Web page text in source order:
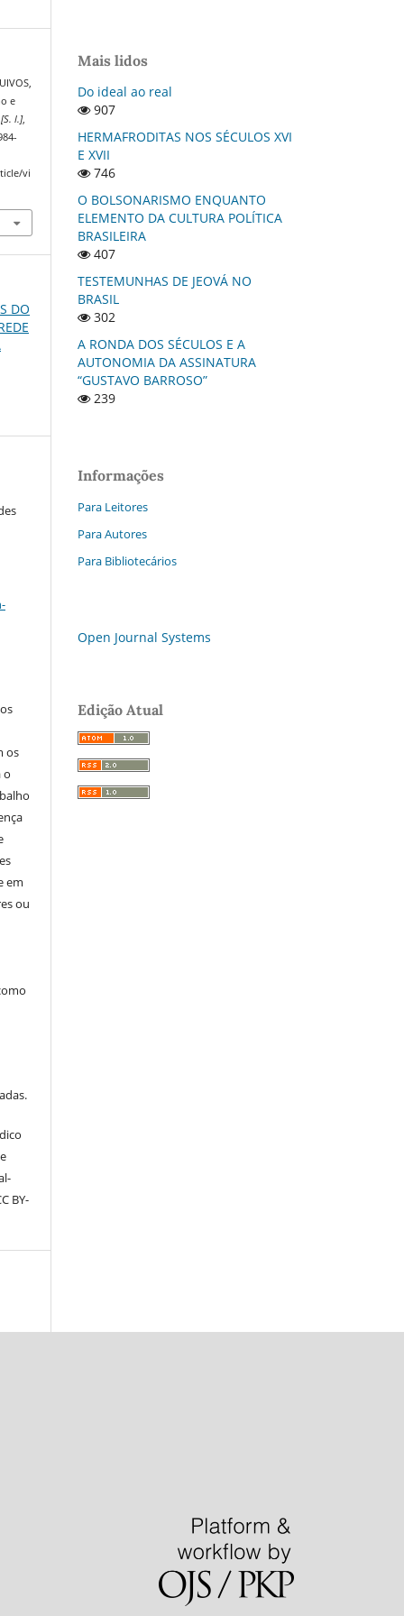
e
,[S. l.],
vi
DO
os
o
em
ou
BY-
Mais lidos
Do ideal ao real
907
HERMAFRODITAS NOS SÉCULOS XVI
E XVII
746
O BOLSONARISMO ENQUANTO
ELEMENTO DA CULTURA POLÍTICA
BRASILEIRA
407
TESTEMUNHAS DE JEOVÁ NO
BRASIL
302
A RONDA DOS SÉCULOS E A
AUTONOMIA DA ASSINATURA
“GUSTAVO BARROSO”
239
Informações
Para Leitores
Para Autores
Para Bibliotecários
Open Journal Systems
Edição Atual